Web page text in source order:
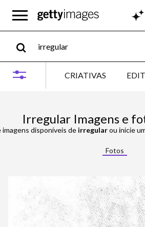
CRIATIVAS
Irregular Imagens e
disponíveis de irregularou inicie
Fotos